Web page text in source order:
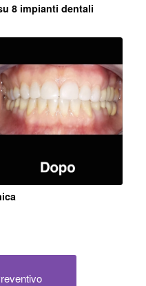
8 impianti dentali